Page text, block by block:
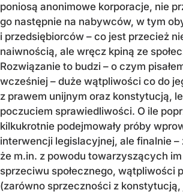
poniosą anonimowe korporacje, nie
go następnie na nabywców, w tym
i przedsiębiorców – co jest przecież
naiwnością, ale wręcz kpiną ze
Rozwiązanie to budzi – o czym
wcześniej – duże wątpliwości co do
z prawem unijnym oraz konstytucją,
poczuciem sprawiedliwości. O ile
kilkukrotnie podejmowały próby
interwencji legislacyjnej, ale finalnie –
że m.in. z powodu towarzyszących
sprzeciwu społecznego, wątpliwości
(zarówno sprzeczności z konstytucją,